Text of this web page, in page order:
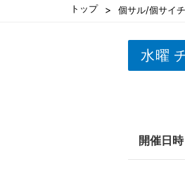
トップ 個サル/個サイ
水曜
開催日時